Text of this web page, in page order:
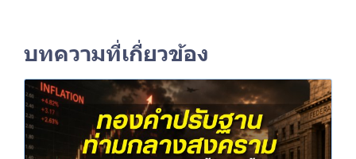
บทความที่เกี่ยวข้อง